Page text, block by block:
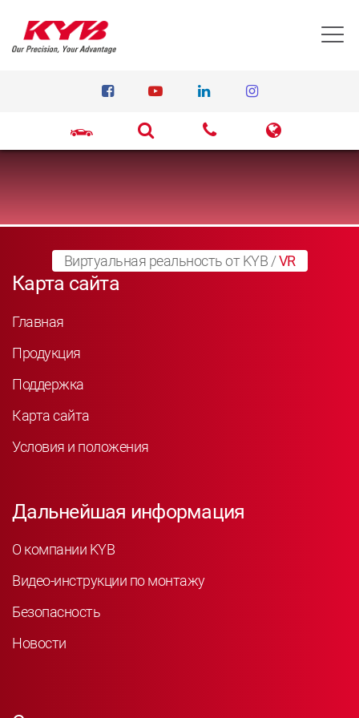
Виртуальная реальность от KYB /VR
Карта сайта
Главная
Продукция
Поддержка
Карта сайта
Условия и положения
Дальнейшая информация
О компании KYB
Видео-инструкции по монтажу
Безопасность
Новости